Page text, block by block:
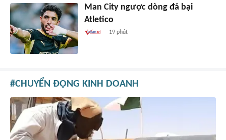
Man City ngược dòng đả bại
Atletico
19 phút
CHUYỂN ĐỘNG KINH DOANH